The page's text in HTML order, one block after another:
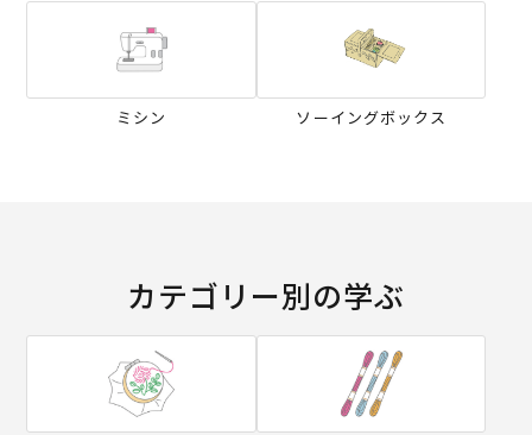
ミシン ソーイングボックス
カテゴリー別の学ぶ